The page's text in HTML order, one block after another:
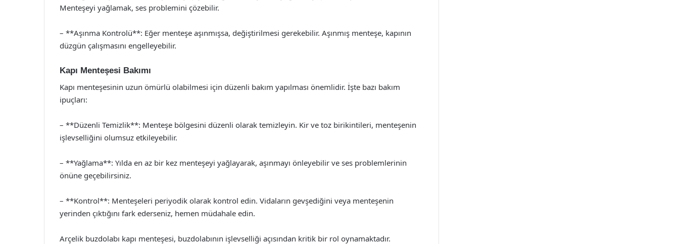
Menteşeyi yağlamak, ses problemini çözebilir.
– **Aşınma Kontrolü**: Eğer menteşe aşınmışsa, değiştirilmesi gerekebilir. Aşınmış menteşe, kapının
düzgün çalışmasını engelleyebilir.
Kapı Menteşesi Bakımı
Kapı menteşesinin uzun ömürlü olabilmesi için düzenli bakım yapılması önemlidir. İşte bazı bakım
ipuçları:
– **Düzenli Temizlik**: Menteşe bölgesini düzenli olarak temizleyin. Kir ve toz birikintileri, menteşenin
işlevselliğini olumsuz etkileyebilir.
– **Yağlama**: Yılda en az bir kez menteşeyi yağlayarak, aşınmayı önleyebilir ve ses problemlerinin
önüne geçebilirsiniz.
– **Kontrol**: Menteşeleri periyodik olarak kontrol edin. Vidaların gevşediğini veya menteşenin
yerinden çıktığını fark ederseniz, hemen müdahale edin.
Arçelik buzdolabı kapı menteşesi, buzdolabının işlevselliği açısından kritik bir rol oynamaktadır.